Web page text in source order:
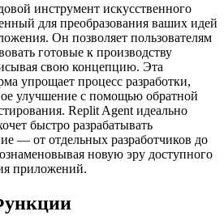
инструмент искусственного
для преобразования ваших идей
Он позволяет пользователям
готовые к производству
свою концепцию. Эта
упрощает процесс разработки,
улучшение с помощью обратной
Replit Agent идеально
быстро разрабатывать
— от отдельных разработчиков до
новую эру доступного
приложений.